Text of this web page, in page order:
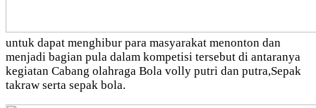
untuk dapat menghibur para masyarakat menonton dan
menjadi bagian pula dalam kompetisi tersebut di antaranya
kegiatan Cabang olahraga Bola volly putri dan putra,Sepak
takraw serta sepak bola.